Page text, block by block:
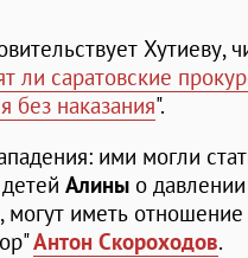
Хутиеву,
ли саратовские
без наказания".
ими могли
Алины о
могут иметь
Антон Скороходов.